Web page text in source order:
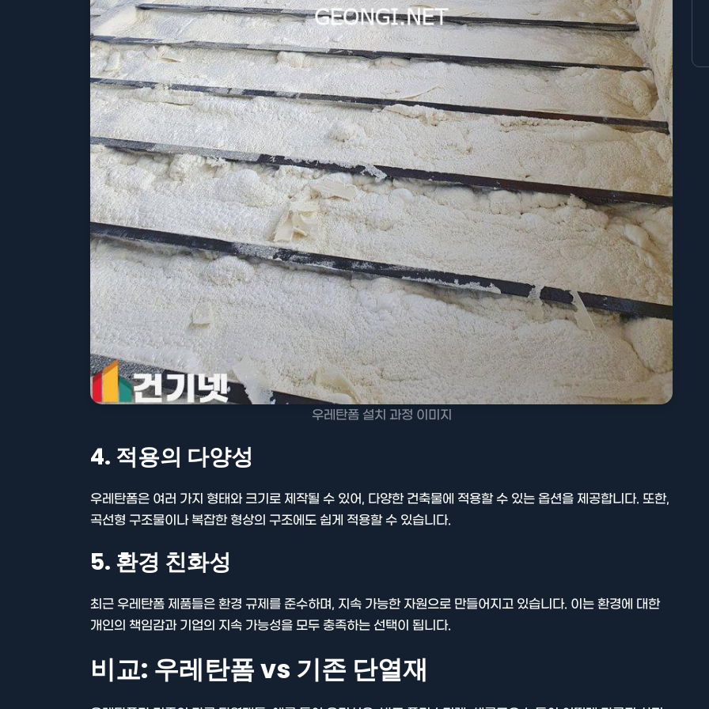
우레탄폼 설치 과정 이미지
4. 적용의 다양성
우레탄폼은 여러 가지 형태와 크기로 제작될 수 있어, 다양한 건축물에 적용할 수 있는 옵션을 제공합니다. 또한,
곡선형 구조물이나 복잡한 형상의 구조에도 쉽게 적용할 수 있습니다.
5. 환경 친화성
최근 우레탄폼 제품들은 환경 규제를 준수하며, 지속 가능한 자원으로 만들어지고 있습니다. 이는 환경에 대한
개인의 책임감과 기업의 지속 가능성을 모두 충족하는 선택이 됩니다.
비교: 우레탄폼 vs 기존 단열재